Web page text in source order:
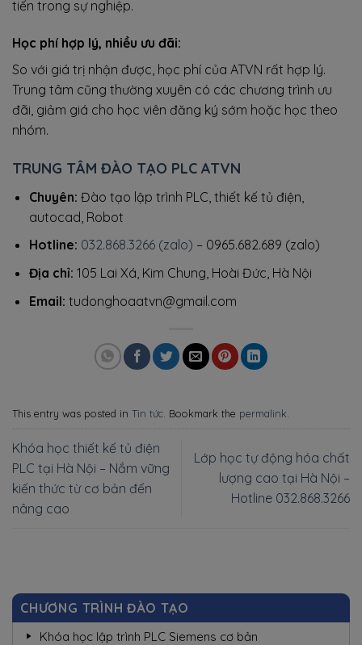
tiến trong sự nghiệp.
Học phí hợp lý, nhiều ưu đãi:
So với giá trị nhận được, học phí của ATVN rất hợp lý.
Trung tâm cũng thường xuyên có các chương trình ưu
đãi, giảm giá cho học viên đăng ký sớm hoặc học theo
nhóm.
TRUNG TÂM ĐÀO TẠO PLC ATVN
Chuyên: Đào tạo lập trình PLC, thiết kế tủ điện,
autocad, Robot
Hotline: 032.868.3266 (zalo) – 0965.682.689 (zalo)
Địa chỉ: 105 Lai Xá, Kim Chung, Hoài Đức, Hà Nội
Email: tudonghoaatvn@gmail.com
This entry was posted in Tin tức . Bookmark the permalink
Khóa học thiết kế tủ điện
PLC tại Hà Nội – Nắm vững
kiến thức từ cơ bản đến
nâng cao
Lớp học tự động hóa chất
lượng cao tại Hà Nội –
Hotline 032.868.3266
CHƯƠNG TRÌNH ĐÀO TẠO
Khóa học lập trình PLC Siemens cơ bản